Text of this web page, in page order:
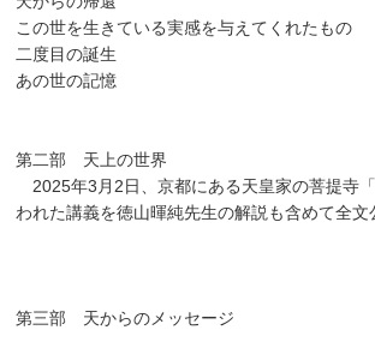
この世を生きている実感を与えてくれたもの
二度目の誕生
あの世の記憶
第二部 天上の世界
2025年3月2日、京都にある天皇家の菩提寺
われた講義を徳山暉純先生の解説も含めて全文
第三部 天からのメッセージ